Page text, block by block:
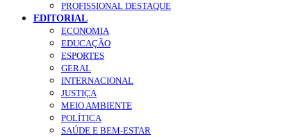
PROFISSIONAL DESTAQUE
EDITORIAL
ECONOMIA
EDUCAÇÃO
ESPORTES
GERAL
INTERNACIONAL
JUSTIÇA
MEIO AMBIENTE
POLÍTICA
SAÚDE E BEM-ESTAR